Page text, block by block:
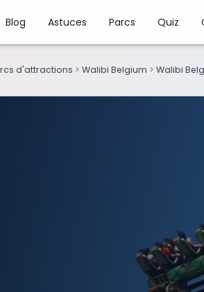
Blog Astuces Parcs Quiz
d'attractions > Walibi Belgium > Walibi